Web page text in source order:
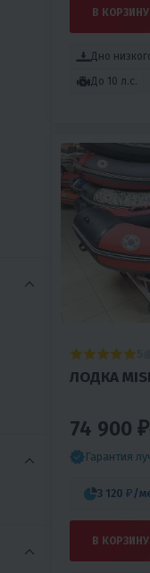
В КОРЗИНУ
Дно
До 10 л.с.
ЛОДКА
74 900 ₽
Гарантия
3 120 ₽ /
В КОРЗИНУ